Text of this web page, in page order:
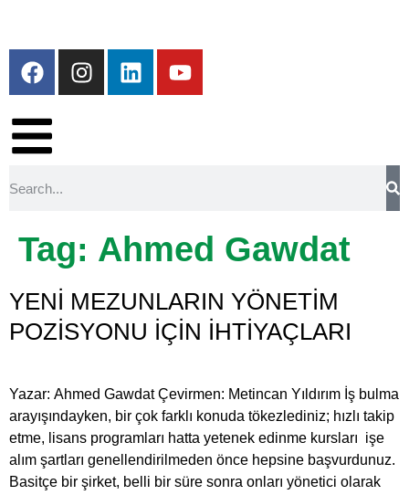
Tag: Ahmed Gawdat
YENİ MEZUNLARIN YÖNETİM
POZİSYONU İÇİN İHTİYAÇLARI
Yazar: Ahmed Gawdat Çevirmen: Metincan Yıldırım İş bulma
arayışındayken, bir çok farklı konuda tökezlediniz; hızlı takip
etme, lisans programları hatta yetenek edinme kursları işe
alım şartları genellendirilmeden önce hepsine başvurdunuz.
Basitçe bir şirket, belli bir süre sonra onları yönetici olarak